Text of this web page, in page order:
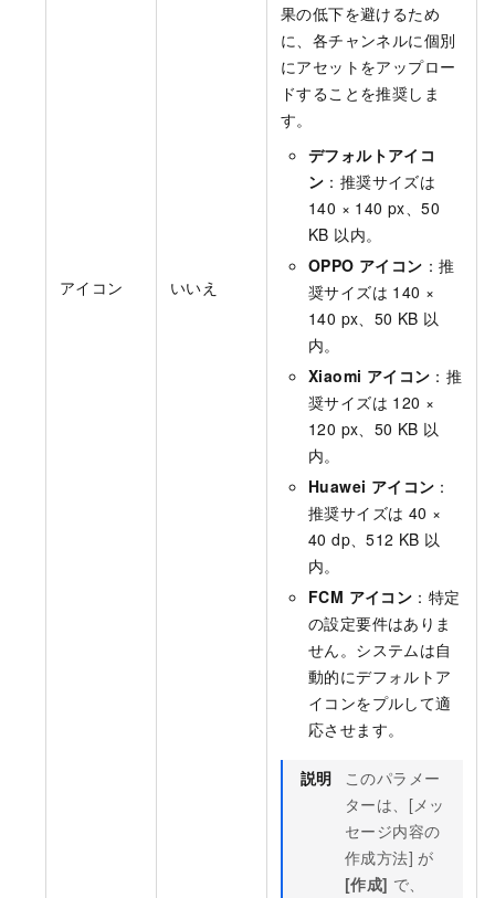
アイコン いいえ
果の低下を避けるため
に、各チャンネルに個別
にアセットをアップロー
ドすることを推奨しま
す。
デフォルトアイコ
ン ：推奨サイズは
140 × 140 px、50
KB 以内。
OPPO アイコン ：推
奨サイズは 140 ×
140 px、50 KB 以
内。
Xiaomi アイコン ：推
奨サイズは 120 ×
120 px、50 KB 以
内。
Huawei アイコン ：
推奨サイズは 40 ×
40 dp、512 KB 以
内。
FCM アイコン ：特定
の設定要件はありま
せん。システムは自
動的にデフォルトア
イコンをプルして適
応させます。
説明
このパラメー
ターは、[メッ
セージ内容の
作成方法] が
[作成] で、